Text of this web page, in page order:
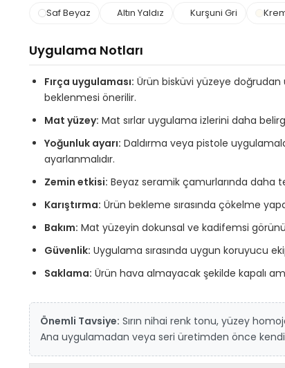
Saf Beyaz Altın Yaldız Kurşuni Gri
Uygulama Notları
Fırça uygulaması: Ürün bisküvi yüzeye
beklenmesi önerilir.
Mat yüzey: Mat sırlar uygulama izlerini daha
Yoğunluk ayarı: Daldırma veya pistole
ayarlanmalıdır.
Zemin etkisi: Beyaz seramik çamurlarında daha
Karıştırma: Ürün bekleme sırasında çökelme
Bakım: Mat yüzeyin dokunsal ve kadifemsi
Güvenlik: Uygulama sırasında uygun koruyucu
Saklama: Ürün hava almayacak şekilde kapalı
Önemli Tavsiye: Sırın nihai renk tonu, yüzey
Ana uygulamadan veya seri üretimden önce kendi